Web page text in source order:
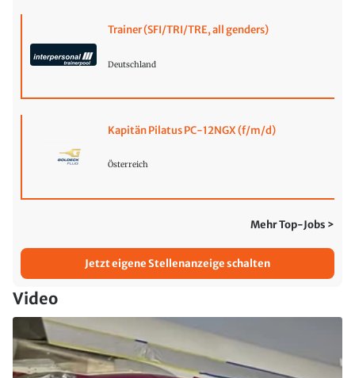
Trainer (SFI/TRI/TRE, all genders)
Deutschland
Kapitän Pilatus PC-12NGX (f/m/d)
Österreich
Mehr Top-Jobs >
Jetzt eigene Stellenanzeige schalten
Video